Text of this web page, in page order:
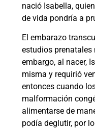
nació Isabella,
de vida pondría a
El embarazo
estudios
embargo, al nacer,
misma y requirió
entonces cuando
malformación
alimentarse de
podía deglutir, por